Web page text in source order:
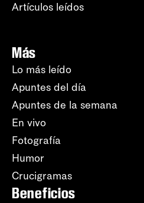
Artículos leídos
Más
Lo más leído
Apuntes del día
Apuntes de la semana
En vivo
Fotografía
Humor
Crucigramas
Beneficios